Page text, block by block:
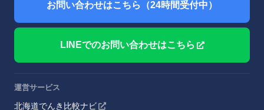
お問い合わせはこちら（24時間受付中）
LINEでのお問い合わせはこちら
運営サービス
北海道でんき比較ナビ